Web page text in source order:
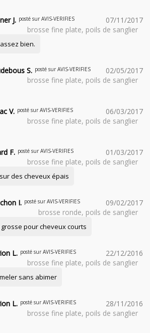
J. posté sur AVIS-VERIFIES
07/11/2017
brosse fine plate, poils de sanglier
bien.
S. posté sur AVIS-VERIFIES
02/05/2017
brosse fine plate, poils de sanglier
V. posté sur AVIS-VERIFIES
06/03/2017
brosse fine plate, poils de sanglier
F. posté sur AVIS-VERIFIES
01/03/2017
brosse fine plate, poils de sanglier
des cheveux épais
I. posté sur AVIS-VERIFIES
09/02/2017
brosse ronde, poils de sanglier
pour cheveux courts
L. posté sur AVIS-VERIFIES
22/12/2016
brosse fine plate, poils de sanglier
sans abimer
L. posté sur AVIS-VERIFIES
28/11/2016
brosse fine plate, poils de sanglier